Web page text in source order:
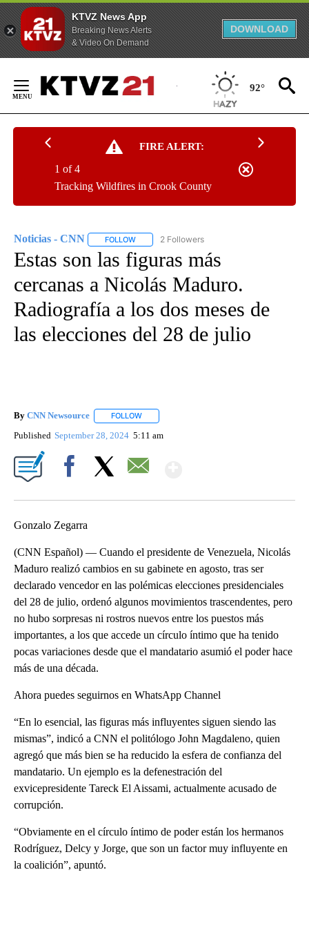
KTVZ News App
Breaking News Alerts
& Video On Demand
DOWNLOAD
Content
92°
FIRE ALERT:
Tracking Wildfires in Crook County
1 of 4
Noticias - CNN FOLLOW FOLLOW "NOTICIAS - CNN" TO RECEIVE
2 Followers
Estas son las figuras más
cercanas a Nicolás Maduro.
Radiografía a los dos meses de
las elecciones del 28 de julio
By CNN Newsource FOLLOW
Published September 28, 2024 5:11 am
Gonzalo Zegarra
(CNN Español) — Cuando el presidente de Venezuela, Nicolás
Maduro realizó cambios en su gabinete en agosto, tras ser
declarado vencedor en las polémicas elecciones presidenciales
del 28 de julio, ordenó algunos movimientos trascendentes, pero
no hubo sorpresas ni rostros nuevos entre los puestos más
importantes, a los que accede un círculo íntimo que ha tenido
pocas variaciones desde que el mandatario asumió el poder hace
más de una década.
Ahora puedes seguirnos en WhatsApp Channel
“En lo esencial, las figuras más influyentes siguen siendo las
mismas”, indicó a CNN el politólogo John Magdaleno, quien
agregó que más bien se ha reducido la esfera de confianza del
mandatario. Un ejemplo es la defenestración del
exvicepresidente Tareck El Aissami, actualmente acusado de
corrupción.
“Obviamente en el círculo íntimo de poder están los hermanos
Rodríguez, Delcy y Jorge, que son un factor muy influyente en
la coalición”, apuntó.